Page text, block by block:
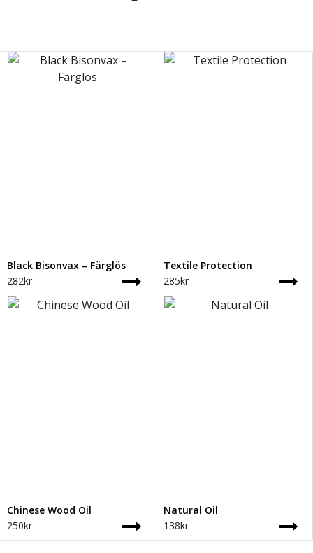
Black Bisonvax – Färglös
282kr
Textile Protection
285kr
Chinese Wood Oil
250kr
Natural Oil
138kr